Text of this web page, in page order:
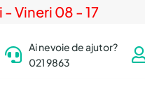
Vineri 08 - 17
Ai nevoie de ajutor?
021 9863